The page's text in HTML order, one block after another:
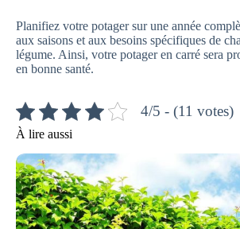
Planifiez votre potager sur une année
aux saisons et aux besoins spécifiques de
légume. Ainsi, votre potager en carré sera
en bonne santé.
4/5 - (11 votes)
À lire aussi